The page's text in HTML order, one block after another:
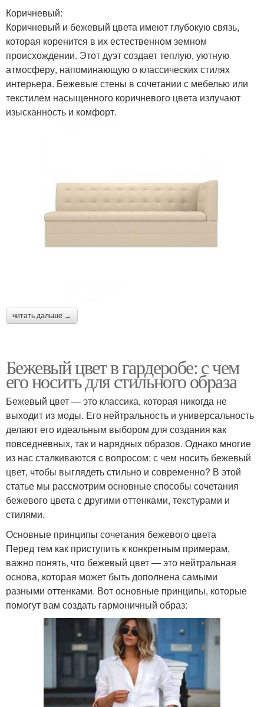
Коричневый:
Коричневый и бежевый цвета имеют глубокую связь,
которая коренится в их естественном земном
происхождении. Этот дуэт создает теплую, уютную
атмосферу, напоминающую о классических стилях
интерьера. Бежевые стены в сочетании с мебелью или
текстилем насыщенного коричневого цвета излучают
изысканность и комфорт.
читать дальше →
Бежевый цвет в гардеробе: с чем
его носить для стильного образа
Бежевый цвет — это классика, которая никогда не
выходит из моды. Его нейтральность и универсальность
делают его идеальным выбором для создания как
повседневных, так и нарядных образов. Однако многие
из нас сталкиваются с вопросом: с чем носить бежевый
цвет, чтобы выглядеть стильно и современно? В этой
статье мы рассмотрим основные способы сочетания
бежевого цвета с другими оттенками, текстурами и
стилями.
Основные принципы сочетания бежевого цвета
Перед тем как приступить к конкретным примерам,
важно понять, что бежевый цвет — это нейтральная
основа, которая может быть дополнена самыми
разными оттенками. Вот основные принципы, которые
помогут вам создать гармоничный образ: